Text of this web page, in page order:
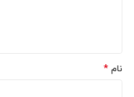
نام *